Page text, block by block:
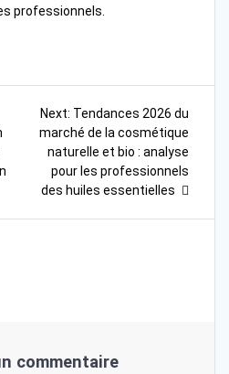
professionnels.
Next: Next
post:
Tendances 2026 du
marché de la cosmétique
naturelle et bio : analyse
pour les professionnels
des huiles essentielles
commentaire